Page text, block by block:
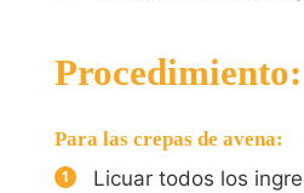
Procedimiento:
Para las crepas de avena:
Licuar todos los